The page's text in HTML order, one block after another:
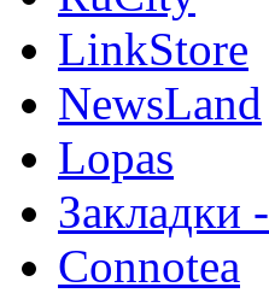
LinkStore
NewsLand
Lopas
Закладки
Connotea